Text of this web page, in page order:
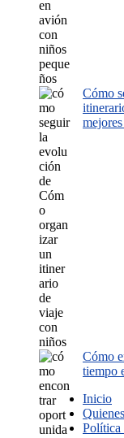
Cómo
Cómo
tiempo
Inicio
Política